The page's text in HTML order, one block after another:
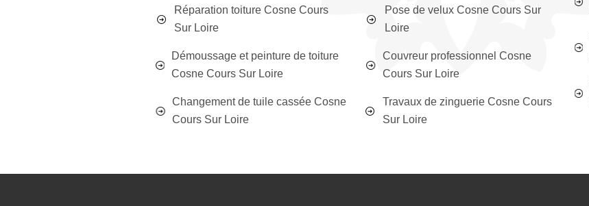
Réparation toiture Cosne Cours
Sur Loire
Démoussage et peinture de toiture
Cosne Cours Sur Loire
Changement de tuile cassée Cosne
Cours Sur Loire
Pose de velux Cosne Cours Sur
Loire
Couvreur professionnel Cosne
Cours Sur Loire
Travaux de zinguerie Cosne Cours
Sur Loire